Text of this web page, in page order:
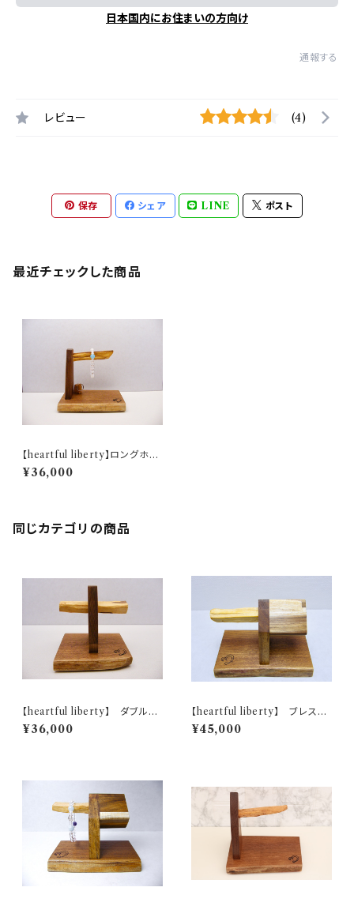
日本国内にお住まいの方向け
通報する
レビュー (4)
保存 シェア LINE ポスト
最近チェックした商品
【heartful liberty】ロングホル
ダー（リングホルダー付））
¥36,000
同じカテゴリの商品
【heartful liberty】 ダブルホ
ルダー
¥36,000
【heartful liberty】 ブレスレ
ット・時計ホルダー （大）
¥45,000